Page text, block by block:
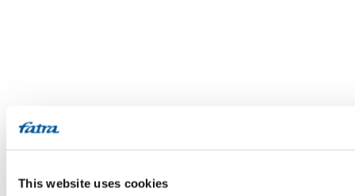
This website uses cookies